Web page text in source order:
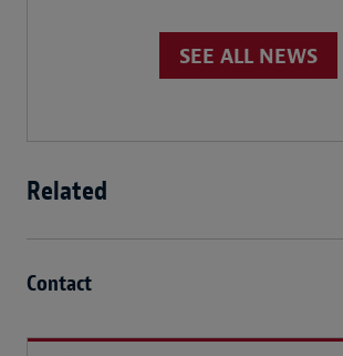
SEE ALL NEWS
Related
Contact